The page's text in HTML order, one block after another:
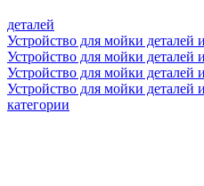
деталей
Устройство для мойки деталей
Устройство для мойки деталей
Устройство для мойки деталей
Устройство для мойки
категории